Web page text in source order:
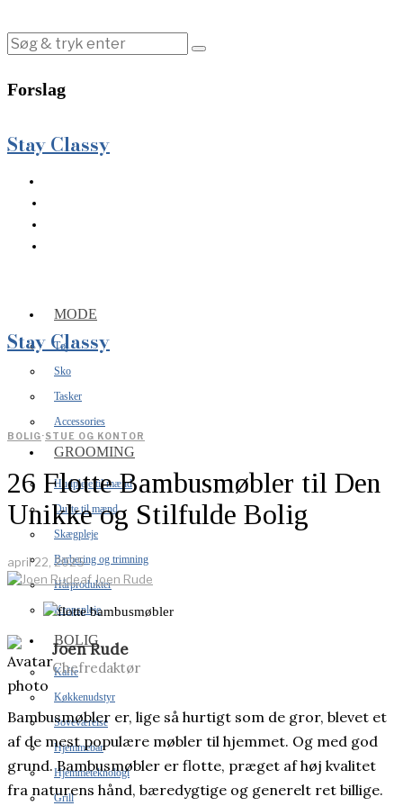
Forslag
Stay Classy
MODE
Tøj
Sko
Tasker
Accessories
GROOMING
Hudpleje til mænd
Dufte til mænd
Skægpleje
Barbering og trimning
Hårprodukter
Kropspleje
BOLIG
Kaffe
Køkkenudstyr
Soveværelse
Hjemmebar
Hjemmeteknologi
Grill
Stay Classy
BOLIG·STUE OG KONTOR
26 Flotte Bambusmøbler til Den
Unikke og Stilfulde Bolig
april 22, 2025
afJoen Rude
Joen Rude
Chefredaktør
Bambusmøbler er, lige så hurtigt som de gror, blevet et
af de mest populære møbler til hjemmet. Og med god
grund. Bambusmøbler er flotte, præget af høj kvalitet
fra naturens hånd, bæredygtige og generelt ret billige.